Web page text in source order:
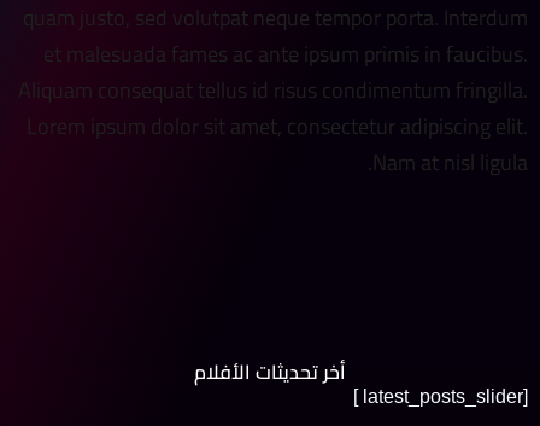
quam justo, sed volutpat neque tempor porta. Interdum
et malesuada fames ac ante ipsum primis in faucibus.
Aliquam consequat tellus id risus condimentum fringilla.
Lorem ipsum dolor sit amet, consectetur adipiscing elit.
Nam at nisl ligula.
أخر تحديثات الأفلام
[latest_posts_slider ]